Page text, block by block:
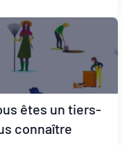
êtes un tiers-
connaître